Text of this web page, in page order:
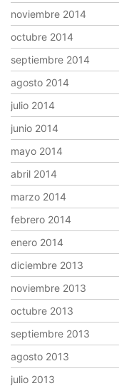
noviembre 2014
octubre 2014
septiembre 2014
agosto 2014
julio 2014
junio 2014
mayo 2014
abril 2014
marzo 2014
febrero 2014
enero 2014
diciembre 2013
noviembre 2013
octubre 2013
septiembre 2013
agosto 2013
julio 2013